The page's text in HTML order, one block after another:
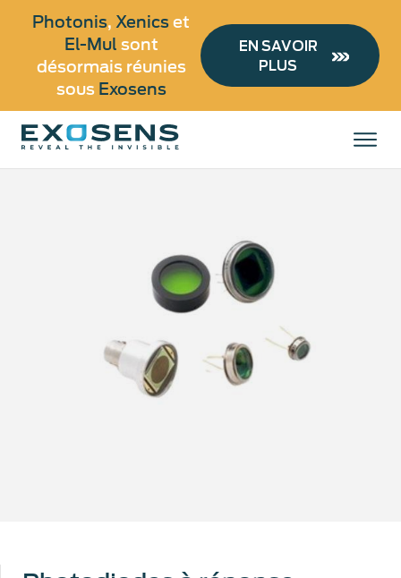
contenu
principal
Photonis, Xenicset
El-Mul sont
désormais réunies
sous Exosens
EN SAVOIR
PLUS
Tous les produits